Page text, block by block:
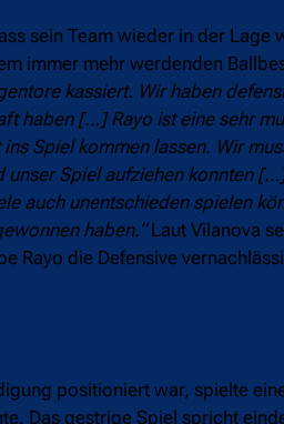
sein Team wieder in der Lage
immer mehr werdenden
kassiert. Wir haben
haben […] Rayo ist eine sehr
Spiel kommen lassen. Wir
Spiel aufziehen konnten
auch unentschieden spielen
haben.“Laut Vilanova
Rayo die Defensive
positioniert war, spielte
Das gestrige Spiel spricht